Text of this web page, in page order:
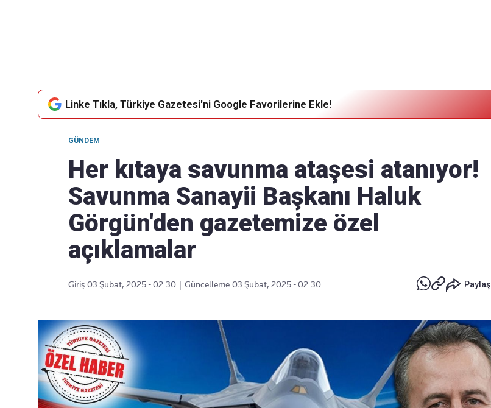
Linke Tıkla, Türkiye Gazetesi'ni Google Favorilerine Ekle!
GÜNDEM
Her kıtaya savunma ataşesi atanıyor!
Savunma Sanayii Başkanı Haluk
Görgün'den gazetemize özel
açıklamalar
Giriş:03 Şubat, 2025 - 02:30 Güncelleme:03 Şubat, 2025 - 02:30 Paylaş